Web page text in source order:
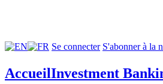
Se connecter S'abonner à la
AccueilInvestment